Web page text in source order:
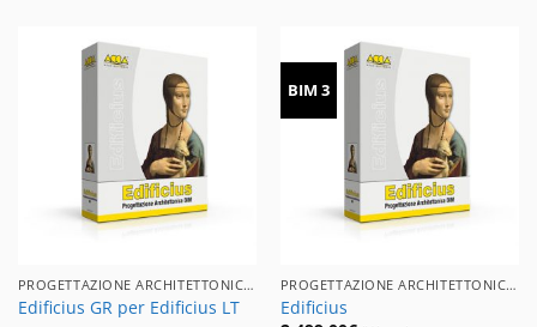
PROGETTAZIONE ARCHITETTONICA BIM
Edificius GR per Edificius LT
BIM 3
PROGETTAZIONE ARCHITETTONICA BIM
Edificius